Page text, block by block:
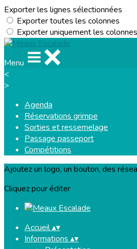
Exporter les lignes sélectionnées
Exporter toutes les colonnes
Exporter uniquement les
Menu
<
>
Agenda
Réservations grimpe
Sorties et ressemelage
Passage passeport
Compétitions
Ajoutez un logo, un bouton, des
Cliquez pour éditer
Accueil▴▾
Informations ▴▾